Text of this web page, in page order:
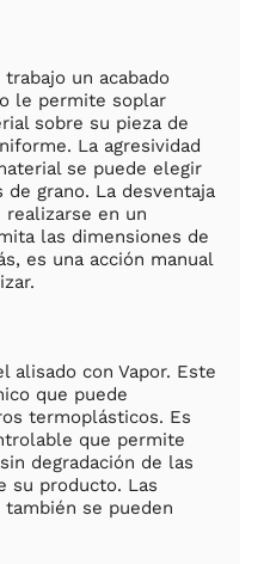
un acabado
le permite soplar
sobre su pieza de
La agresividad
se puede elegir
grano. La desventaja
realizarse en un
las dimensiones de
es una acción manual
alisado con Vapor. Este
que puede
termoplásticos. Es
que permite
degradación de las
su producto. Las
se pueden